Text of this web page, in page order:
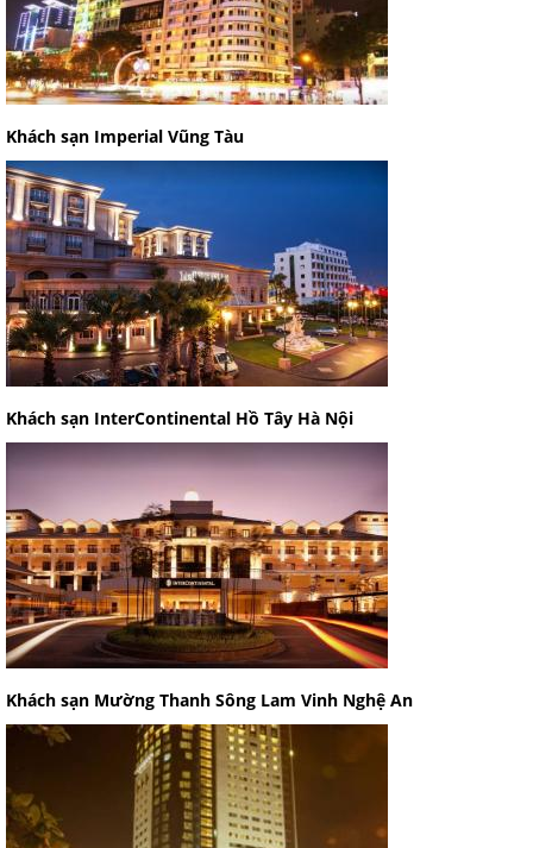
Khách sạn Imperial Vũng Tàu
Khách sạn InterContinental Hồ Tây Hà Nội
Khách sạn Mường Thanh Sông Lam Vinh Nghệ An